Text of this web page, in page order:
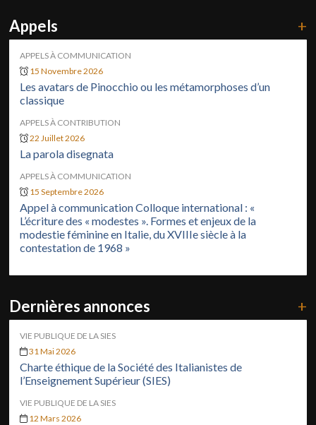
Appels +
APPELS À COMMUNICATION
15 Novembre 2026
Les avatars de Pinocchio ou les métamorphoses d’un
classique
APPELS À CONTRIBUTION
22 Juillet 2026
La parola disegnata
APPELS À COMMUNICATION
15 Septembre 2026
Appel à communication Colloque international : «
L’écriture des « modestes ». Formes et enjeux de la
modestie féminine en Italie, du XVIIIe siècle à la
contestation de 1968 »
Dernières annonces +
VIE PUBLIQUE DE LA SIES
31 Mai 2026
Charte éthique de la Société des Italianistes de
l’Enseignement Supérieur (SIES)
VIE PUBLIQUE DE LA SIES
12 Mars 2026